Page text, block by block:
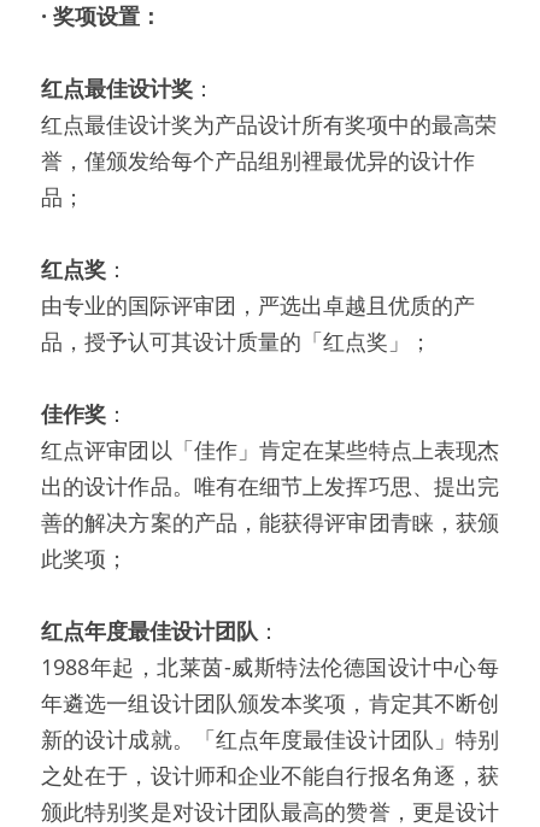
· 奖项设置：
红点最佳设计奖 ：
红点最佳设计奖为产品设计所有奖项中的最高荣
誉，僅颁发给每个产品组别裡最优异的设计作
品；
红点奖 ：
由专业的国际评审团，严选出卓越且优质的产
品，授予认可其设计质量的「红点奖」；
佳作奖 ：
红点评审团以「佳作」肯定在某些特点上表现杰
出的设计作品。唯有在细节上发挥巧思、提出完
善的解决方案的产品，能获得评审团青睐，获颁
此奖项；
红点年度最佳设计团队 ：
1988年起，北莱茵-威斯特法伦德国设计中心每
年遴选一组设计团队颁发本奖项，肯定其不断创
新的设计成就。「红点年度最佳设计团队」特别
之处在于，设计师和企业不能自行报名角逐，获
颁此特别奖是对设计团队最高的赞誉，更是设计